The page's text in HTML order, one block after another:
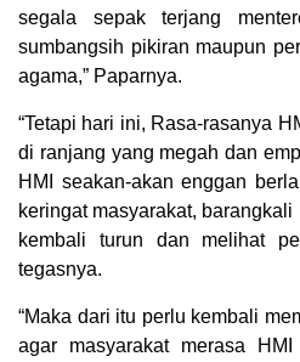
segala sepak terjang
sumbangsih pikiran maupun
agama,” Paparnya.
“Tetapi hari ini, Rasa-rasanya
di ranjang yang megah dan
HMI seakan-akan enggan
keringat masyarakat,
kembali turun dan melihat
tegasnya.
“Maka dari itu perlu kembali
agar masyarakat merasa